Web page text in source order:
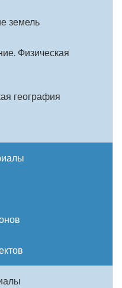
земель
Физическая
география